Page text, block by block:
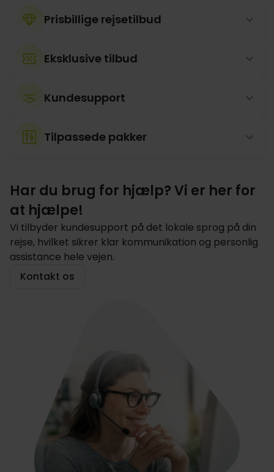
Prisbillige rejsetilbud
Eksklusive tilbud
Kundesupport
Tilpassede pakker
Har du brug for hjælp? Vi er her for
at hjælpe!
Vi tilbyder kundesupport på det lokale sprog på din
rejse, hvilket sikrer klar kommunikation og personlig
assistance hele vejen.
Kontakt os